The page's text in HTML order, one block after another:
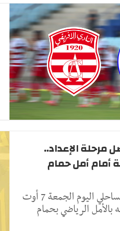
مرحلة الإعداد..
أمام أمل حمام
يخوض النجم الرياضي الساحلي اليوم الجمعة 7 أوت
بالأمل الرياضي بحمام